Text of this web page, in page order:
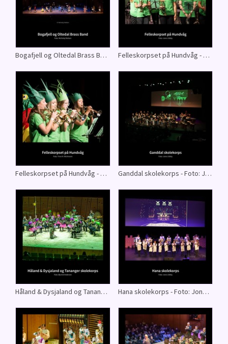
Bogafjell og Oltedal Brass Band - Foto: Nicholaj Nielsen Felleskorpset på Hundvåg - Foto: Jone Lilleby
Felleskorpset på Hundvåg - Foto: Trine N. Wichmann Ganddal skolekorps - Foto: Jone Lilleby
Håland & Dysjaland og Tananger skolekorps - Foto: Øyvind Andersen Hana skolekorps - Foto: Jone Lilleby